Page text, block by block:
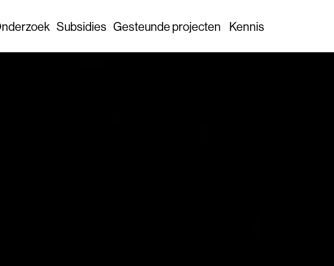
Subsidies Gesteunde projecten Kennis